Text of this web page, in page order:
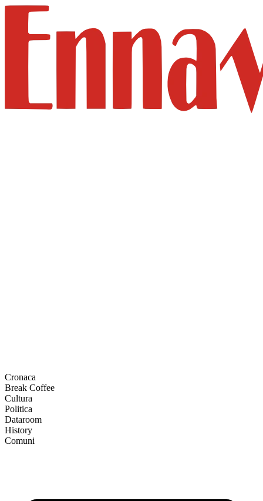
Cronaca
Break Coffee
Cultura
Politica
Dataroom
History
Comuni